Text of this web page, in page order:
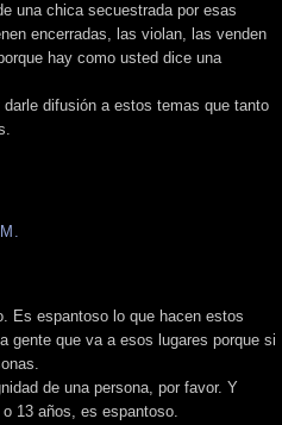
una chica secuestrada por esas
encerradas, las violan, las venden
hay como usted dice una
difusión a estos temas que tanto
Es espantoso lo que hacen estos
gente que va a esos lugares porque si
de una persona, por favor. Y
13 años, es espantoso.